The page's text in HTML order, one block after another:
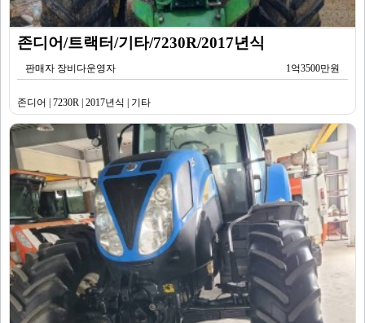
존디어/트랙터/기타/7230R/2017년식
판매자 장비다운영자 1억3500만원
존디어 | 7230R | 2017년식 | 기타